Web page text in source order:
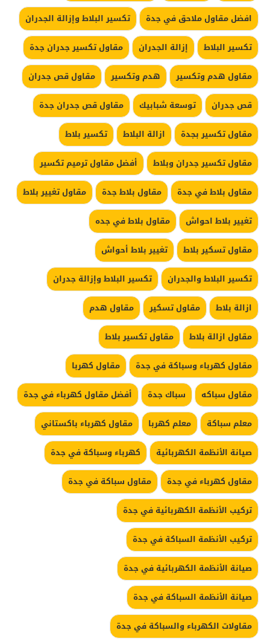
افضل مقاول ملاحق في جدة
تكسير البلاط وإزالة الجدران
تكسير البلاط
إزالة الجدران
مقاول تكسير جدران جدة
مقاول هدم وتكسير
هدم وتكسير
مقاول قص جدران
قص جدران
توسعة شبابيك
مقاول قص جدران جدة
مقاول تكسير بجدة
ازالة البلاط
تكسير بلاط
مقاول تكسير جدران وبلاط
أفضل مقاول ترميم تكسير
مقاول بلاط في جدة
مقاول بلاط جدة
مقاول تغيير بلاط
تغيير بلاط احواش
مقاول بلاط في جده
مقاول تسكير بلاط
تغيير بلاط أحواش
تكسير البلاط والجدران
تكسير البلاط وإزالة جدران
ازالة بلاط
مقاول تسكير
مقاول هدم
مقاول ازالة بلاط
مقاول تكسير بلاط
مقاول كهرباء وسباكة في جدة
مقاول كهربا
مقاول سباكه
سباك جدة
أفضل مقاول كهرباء في جدة
معلم سباكة
معلم كهربا
مقاول كهرباء باكستاني
صيانة الأنظمة الكهربائية
كهرباء وسباكة في جدة
مقاول كهرباء في جدة
مقاول سباكة في جدة
تركيب الأنظمة الكهربائية في جدة
تركيب الأنظمة السباكة في جدة
صيانة الأنظمة الكهربائية في جدة
صيانة الأنظمة السباكة في جدة
مقاولات الكهرباء والسباكة في جدة